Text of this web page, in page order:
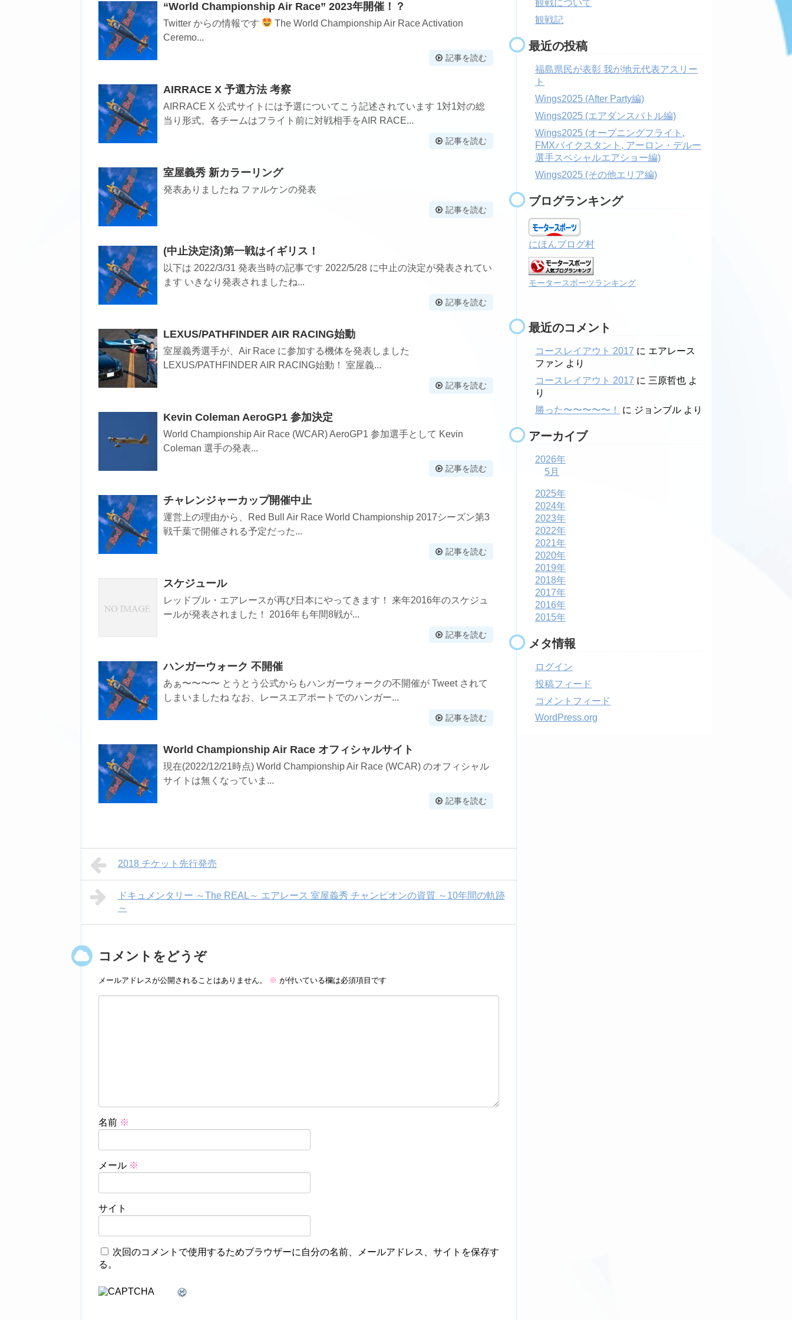
“World Championship Air Race” 2023年開催！？
Twitter からの情報です
The World Championship Air Race Activation
Ceremo...
記事を読む
AIRRACE X 予選方法 考察
AIRRACE X 公式サイトには予選についてこう記述されています 1対1対の総
当り形式。各チームはフライト前に対戦相手をAIR RACE...
記事を読む
室屋義秀 新カラーリング
発表ありましたね ファルケンの発表
記事を読む
(中止決定済)第一戦はイギリス！
以下は 2022/3/31 発表当時の記事です 2022/5/28 に中止の決定が発表されてい
ます いきなり発表されましたね...
記事を読む
LEXUS/PATHFINDER AIR RACING始動
室屋義秀選手が、Air Race に参加する機体を発表しました
LEXUS/PATHFINDER AIR RACING始動！ 室屋義...
記事を読む
Kevin Coleman AeroGP1 参加決定
World Championship Air Race (WCAR) AeroGP1 参加選手として Kevin
Coleman 選手の発表...
記事を読む
チャレンジャーカップ開催中止
運営上の理由から、Red Bull Air Race World Championship 2017シーズン第3
戦千葉で開催される予定だった...
記事を読む
スケジュール
レッドブル・エアレースが再び日本にやってきます！ 来年2016年のスケジュ
ールが発表されました！ 2016年も年間8戦が...
記事を読む
ハンガーウォーク 不開催
あぁ〜〜〜〜 とうとう公式からもハンガーウォークの不開催が Tweet されて
しまいましたね なお、レースエアポートでのハンガー...
記事を読む
World Championship Air Race オフィシャルサイト
現在(2022/12/21時点) World Championship Air Race (WCAR) のオフィシャル
サイトは無くなっていま...
記事を読む
2018 チケット先行発売
ドキュメンタリー ～The REAL～ エアレース 室屋義秀 チャンピオンの資質 ～10年間の軌跡
～
コメントをどうぞ
メールアドレスが公開されることはありません。 ※ が付いている欄は必須項目です
名前 ※
メール ※
サイト
次回のコメントで使用するためブラウザーに自分の名前、メールアドレス、サイトを保存す
る。
観戦について
観戦記
最近の投稿
福島県民が表彰 我が地元代表アスリー
ト
Wings2025 (After Party編)
Wings2025 (エアダンスバトル編)
Wings2025 (オープニングフライト,
FMXバイクスタント, アーロン・デルー
選手スペシャルエアショー編)
Wings2025 (その他エリア編)
ブログランキング
にほんブログ村
モータースポーツランキング
最近のコメント
コースレイアウト 2017 に エアレース
ファン より
コースレイアウト 2017 に 三原哲也 よ
り
勝った〜〜〜〜〜！
に ジョンブル より
アーカイブ
2026年
5月
2025年
2024年
2023年
2022年
2021年
2020年
2019年
2018年
2017年
2016年
2015年
メタ情報
ログイン
投稿フィード
コメントフィード
WordPress.org